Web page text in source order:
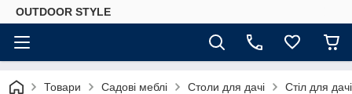
OUTDOOR STYLE
Товари Садові меблі Столи для дачі Стіл для